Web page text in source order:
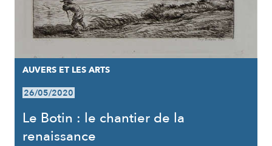
AUVERS ET LES ARTS
26/05/2020
Le Botin : le chantier de la
renaissance